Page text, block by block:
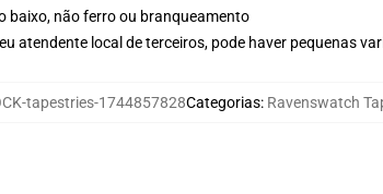
baixo, não ferro ou branqueamento
atendente local de terceiros, pode haver pequenas
tapestries-1744857828Categorias: Ravenswatch